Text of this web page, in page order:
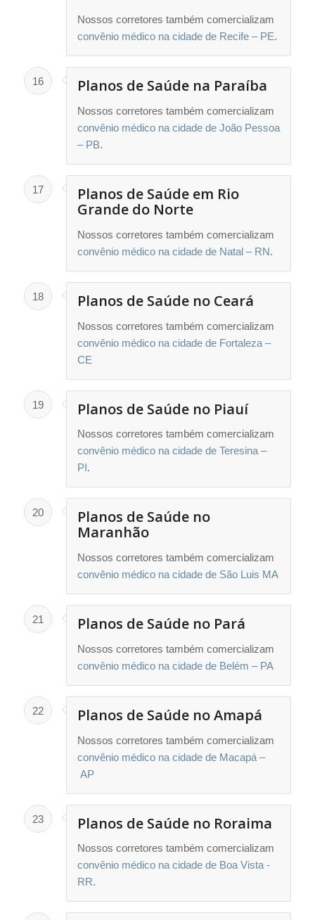
Nossos corretores também comercializam
convênio médico na cidade de Recife – PE.
16 Planos de Saúde na Paraíba
Nossos corretores também comercializam
convênio médico na cidade de João Pessoa
– PB.
17
Planos de Saúde em Rio
Grande do Norte
Nossos corretores também comercializam
convênio médico na cidade de Natal – RN.
18 Planos de Saúde no Ceará
Nossos corretores também comercializam
convênio médico na cidade de Fortaleza –
CE
19 Planos de Saúde no Piauí
Nossos corretores também comercializam
convênio médico na cidade de Teresina –
PI.
20
Planos de Saúde no
Maranhão
Nossos corretores também comercializam
convênio médico na cidade de São Luis MA
21 Planos de Saúde no Pará
Nossos corretores também comercializam
convênio médico na cidade de Belém – PA
22 Planos de Saúde no Amapá
Nossos corretores também comercializam
convênio médico na cidade de Macapá –
AP
23 Planos de Saúde no Roraima
Nossos corretores também comercializam
convênio médico na cidade de Boa Vista -
RR.